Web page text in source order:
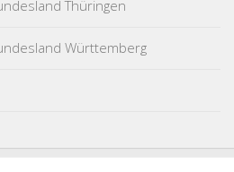
Thüringen
Württemberg